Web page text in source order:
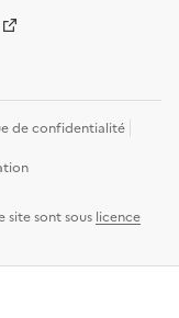
de confidentialité
site sont sous licence